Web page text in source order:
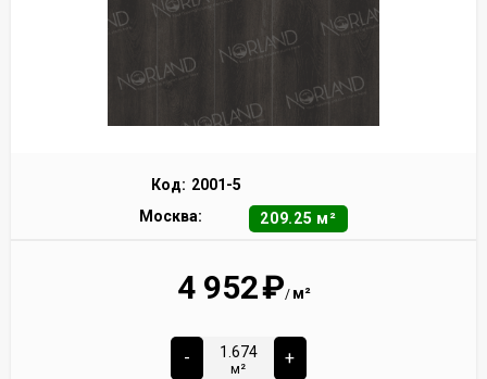
Код: 2001-5
Москва:
209.25 м²
4 952₽/ м²
-
м²
+